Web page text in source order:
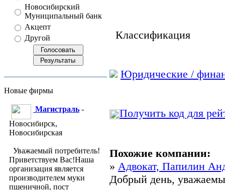
Новосибирский
Муниципальный банк
Акцепт
Другой
Новые фирмы
Магистраль -
Новосибирск,
Новосибирская
Уважаемый потребитель!
Приветствуем Вас!Наша
организация является
производителем муки
пшеничной, пост
Классификация
Юридические /
Получить код для
Похожие компании:
» Адвокат, Папилин
Добрый день,